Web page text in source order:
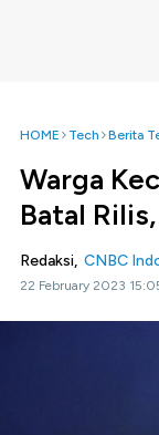
HOME Tech Berita
Warga
Batal
Redaksi, CNBC
22 February 2023